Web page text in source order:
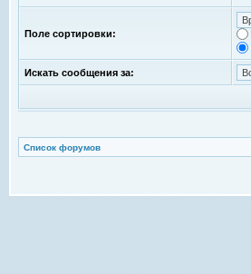
Поле сортировки:
Искать сообщения за:
Список форумов